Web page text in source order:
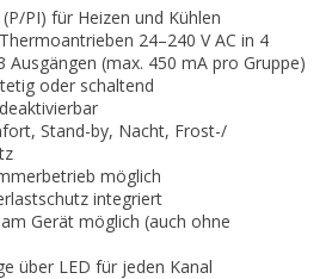
PI) für Heizen und Kühlen
24–240 V AC in 4
Ausgängen (max. 450 mA pro Gruppe)
oder schaltend
Stand-by, Nacht, Frost-/
möglich
integriert
Gerät möglich (auch ohne
über LED für jeden Kanal